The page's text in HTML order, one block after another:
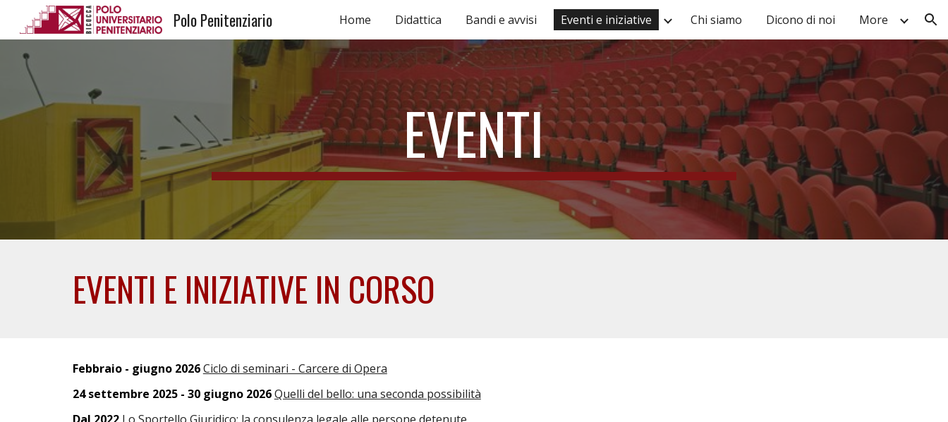
Skip to main content Skip to navigation
Polo Penitenziario Home Didattica Bandi e avvisi Eventi e iniziative Chi siamo Dicono di noi More
EVENTI
EVENTI E INIZIATIVE IN CORSO
Febbraio - giugno 2026Ciclo di seminari - Carcere di Opera
24 settembre 2025 - 30 giugno 2026Quelli del bello: una seconda possibilità